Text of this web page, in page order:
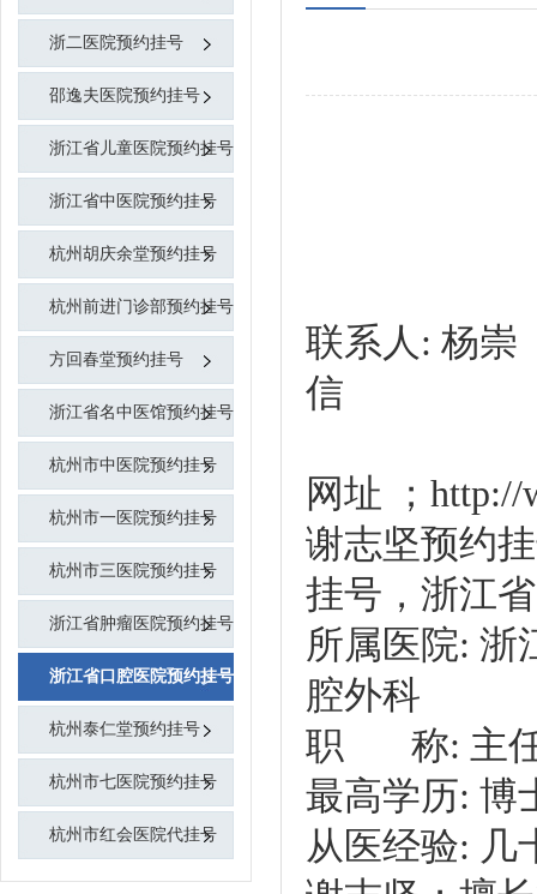
浙二医院预约挂号
邵逸夫医院预约挂号
浙江省儿童医院预约挂号
浙江省中医院预约挂号
杭州胡庆余堂预约挂号
杭州前进门诊部预约挂号
方回春堂预约挂号
浙江省名中医馆预约挂号
杭州市中医院预约挂号
杭州市一医院预约挂号
杭州市三医院预约挂号
浙江省肿瘤医院预约挂号
浙江省口腔医院预约挂号
杭州泰仁堂预约挂号
杭州市七医院预约挂号
杭州市红会医院代挂号
联系人: 杨崇
网址 ；
谢志坚预约
挂号，浙江
所属医院:
腔外科
职 称: 主
最高学历: 博
从医经验: 几